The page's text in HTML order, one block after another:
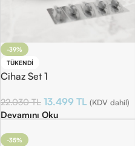
-39%
TÜKENDI
Cihaz Set 1
22.030TL 13.499 TL (KDV dahil)
Devamını Oku
-35%